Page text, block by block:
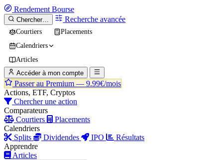
Rendement Bourse
Chercher… Recherche avancée
Courtiers
Placements
Calendriers
Articles
Accéder à mon compte
Passer au Premium — 9.99€/mois
Actions, ETF, Cryptos
Chercher une action
Comparateurs
Courtiers
Placements
Calendriers
Splits
Dividendes IPO
Résultats
Apprendre
Articles